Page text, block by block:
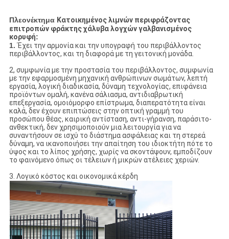
Πλεονέκτημα Κατοικημένος λιμνών περιφράζοντας
επιτροπών φράκτης χάλυβα λογχών γαλβανισμένος
κορυφή:
1.Έχει την αρμονία και την υπογραφή του περιβάλλοντος
περιβάλλοντος, και τη διαφορά με τη γειτονική μονάδα.
2, συμφωνία με την προστασία του περιβάλλοντος, συμφωνία
με την εφαρμοσμένη μηχανική ανθρώπινων σωμάτων, λεπτή
εργασία, λογική διαδικασία, δύναμη τεχνολογίας, επιφάνεια
προϊόντων ομαλή, κανένα σάλιασμα, αντιδιαβρωτική
επεξεργασία, ομοιόμορφο επίστρωμα, διαπερατότητα είναι
καλά, δεν έχουν επιπτώσεις στην οπτική γραμμή του
προσώπου θέας, καιρική αντίσταση, αντι-γήρανση, παράσιτο-
ανθεκτική, δεν χρησιμοποιούν μια λειτουργία για να
συναντήσουν σε ισχύ το διάστημα ασφάλειας και τη στερεά
δύναμη, να ικανοποιήσει την απαίτηση του ιδιοκτήτη πότε το
ύψος και το λίπος χρήσης, χωρίς να σκοντάψουν, εμποδίζουν
το φαινόμενο όπως οι τέλειων ή μικρών ατέλειες χεριών.
3. Λογικό κόστος και οικονομικά κέρδη